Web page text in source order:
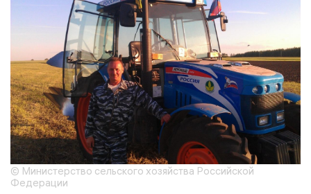
© Министерство сельского хозяйства Российской
Федерации